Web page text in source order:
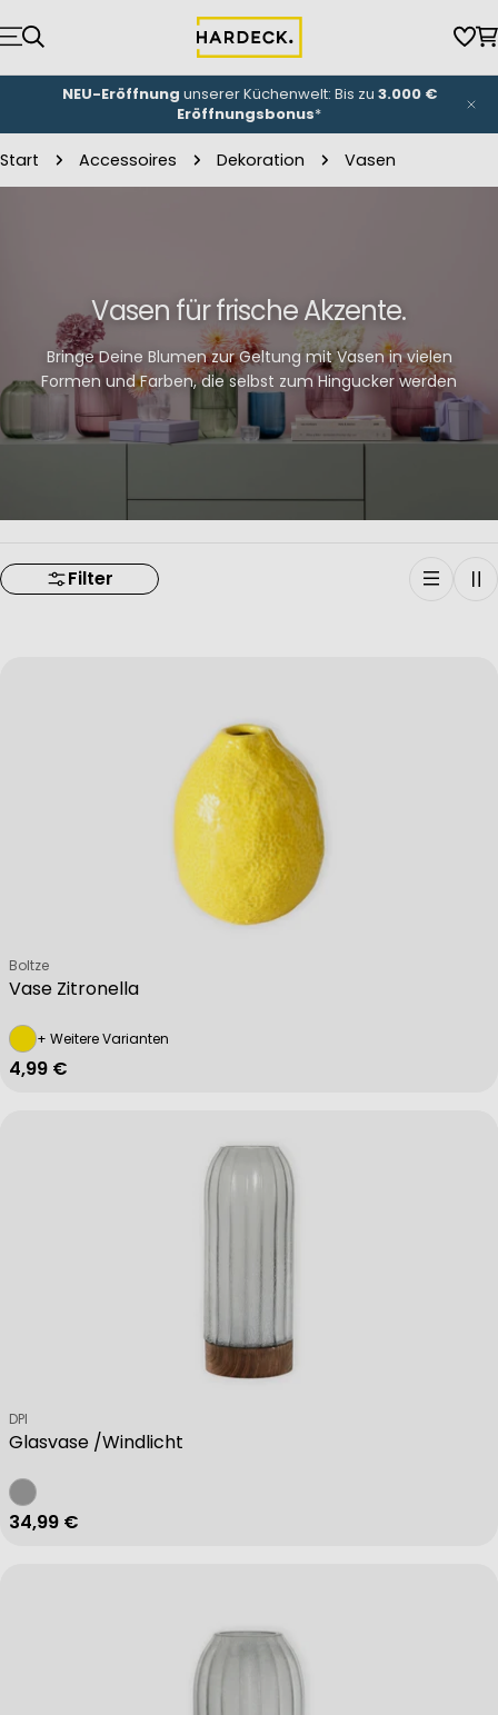
Inhalt
springen
NEU-Eröffnung unserer Küchenwelt: Bis zu 3.000 €
Eröffnungsbonus*
Start Accessoires Dekoration Vasen
Vasen für frische Akzente.
Bringe Deine Blumen zur Geltung mit Vasen in vielen
Formen und Farben, die selbst zum Hingucker werden
Filter
Vase Zitronella
Verkäufer:
Boltze
+ Weitere Varianten
Regulärer Preis
4,99 €
Glasvase /Windlicht
Verkäufer:
DPI
Regulärer Preis
34,99 €